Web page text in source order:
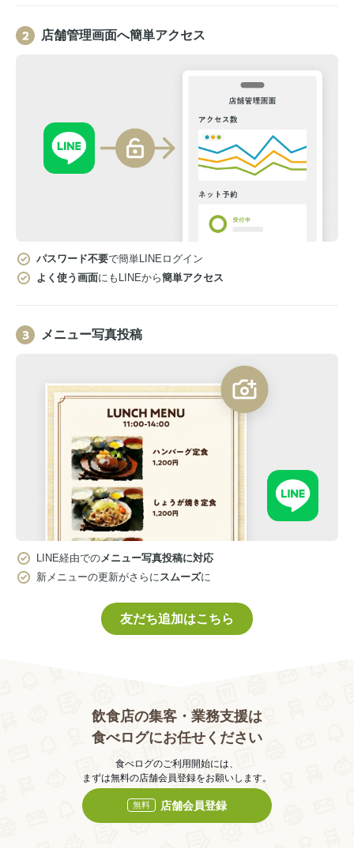
店舗管理画面へ簡単アクセス
パスワード不要で簡単LINEログイン
よく使う画面にもLINEから簡単アクセス
メニュー写真投稿
LINE経由でのメニュー写真投稿に対応
新メニューの更新がさらにスムーズに
友だち追加はこちら
飲食店の集客・業務支援は
食べログにお任せください
食べログのご利用開始には、
まずは無料の店舗会員登録をお願いします。
無料 店舗会員登録